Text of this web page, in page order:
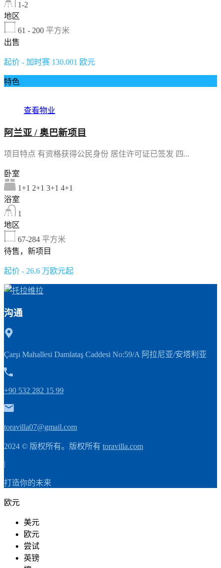
1-2
地区
61 - 200 平方米
出售
起价 - 加时赛 130.001 欧元
特色
查看物业
阿兰亚 / 奥巴新项目
项目特点 有资格获得公民身份 居住许可证已签发 四...
卧室
1+1 2+1 3+1 4+1
浴室
1
地区
67-284 平方米
待售，新项目
起价 - 26.6 万欧元起
沟通
Çarşı Mahallesi Damlataş Caddesi No:59/A 阿拉尼亚/安塔利亚
+90 532 282 15 99
toravilla07@gmail.com
2024 © 版权所有。版权所有 toravilla.com
|
打造你的未来
欧元
美元
欧元
尝试
英镑